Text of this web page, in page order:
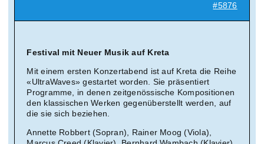
#5876
Festival mit Neuer Musik auf Kreta
Mit einem ersten Konzertabend ist auf Kreta die Reihe
«UltraWaves» gestartet worden. Sie präsentiert
Programme, in denen zeitgenössische Kompositionen
den klassischen Werken gegenüberstellt werden, auf
die sie sich beziehen.
Annette Robbert (Sopran), Rainer Moog (Viola),